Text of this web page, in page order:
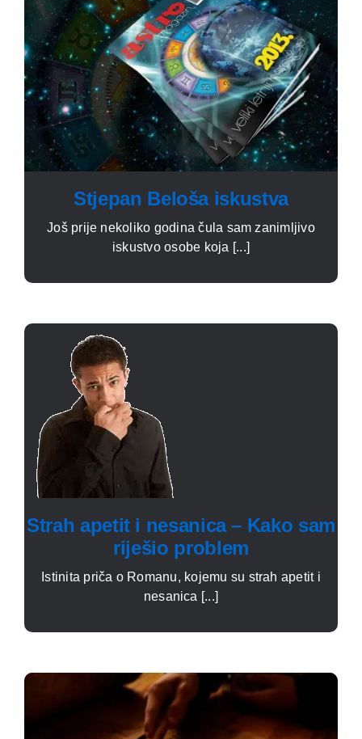
Stjepan Beloša iskustva
Još prije nekoliko godina čula sam zanimljivo
iskustvo osobe koja [...]
Strah apetit i nesanica – Kako sam
riješio problem
Istinita priča o Romanu, kojemu su strah apetit i
nesanica [...]